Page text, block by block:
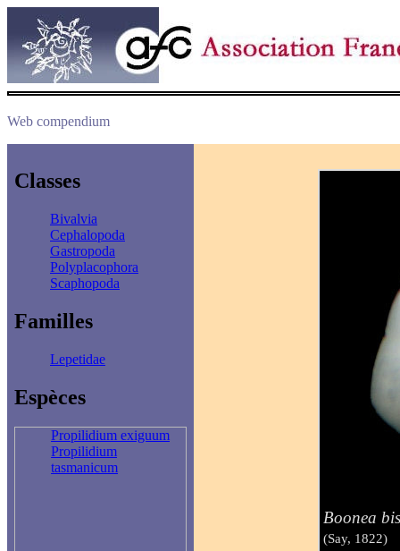
Web compendium
Classes
Bivalvia
Cephalopoda
Gastropoda
Polyplacophora
Scaphopoda
Familles
Lepetidae
Espèces
Propilidium exiguum
Propilidium
tasmanicum
Boonea
(Say, 1822)